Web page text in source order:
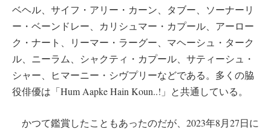
ベヘル、サイフ・アリー・カーン、タブー、ソーナーリ
ー・ベーンドレー、カリシュマー・カプール、アーロー
ク・ナート、リーマー・ラーグー、マヘーシュ・ターク
ル、ニーラム、シャクティ・カプール、サティーシュ・
シャー、ヒマーニー・シヴプリーなどである。多くの脇
役俳優は「Hum Aapke Hain Koun..!」と共通している。
かつて鑑賞したこともあったのだが、2023年8月27日に